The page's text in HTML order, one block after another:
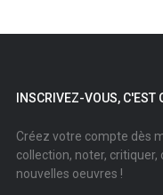
INSCRIVEZ-VOUS, C'EST
Créez votre compte dès
collection, noter,
nouvelles oeuvres !